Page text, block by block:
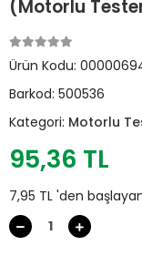
(Motorlu
Ürün Kodu:
Barkod: 500536
Kategori: Motorlu
95,36 TL
7,95 TL 'den